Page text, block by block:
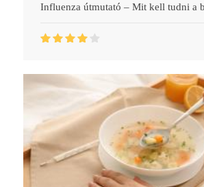
Influenza útmutató – Mit kell tudni a